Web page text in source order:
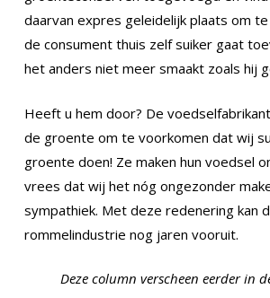
daarvan expres geleidelijk plaats om
de consument thuis zelf suiker gaat
het anders niet meer smaakt zoals hij
Heeft u hem door? De
de groente om te voorkomen dat wij
groente doen! Ze maken hun voedsel
vrees dat wij het nóg ongezonder
sympathiek. Met deze redenering kan
rommelindustrie nog jaren vooruit.
Deze column verscheen eerder in